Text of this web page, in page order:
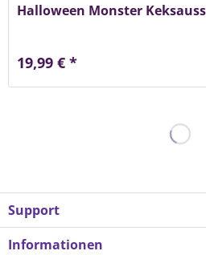
Halloween Monster
19,99 € *
Support
Informationen